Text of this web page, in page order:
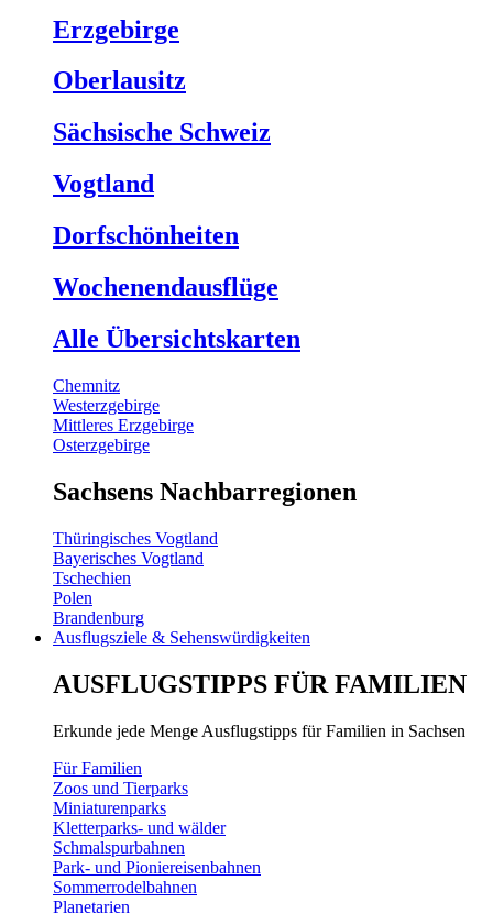
Erzgebirge
Oberlausitz
Sächsische Schweiz
Vogtland
Dorfschönheiten
Wochenendausflüge
Alle Übersichtskarten
Chemnitz
Westerzgebirge
Mittleres Erzgebirge
Osterzgebirge
Sachsens Nachbarregionen
Thüringisches Vogtland
Bayerisches Vogtland
Tschechien
Polen
Brandenburg
Ausflugsziele & Sehenswürdigkeiten
AUSFLUGSTIPPS FÜR FAMILIEN
Erkunde jede Menge Ausflugstipps für Familien in Sachsen
Für Familien
Zoos und Tierparks
Miniaturenparks
Kletterparks- und wälder
Schmalspurbahnen
Park- und Pioniereisenbahnen
Sommerrodelbahnen
Planetarien